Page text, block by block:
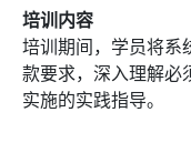
培训内容
培训期间，学员将系
款要求，深入理解必
实施的实践指导。